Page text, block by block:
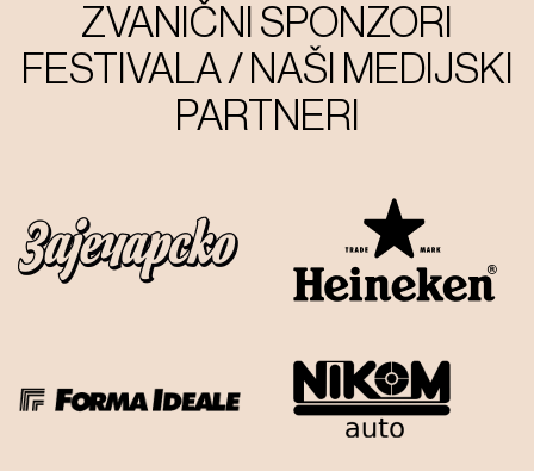
ZVANIČNI SPONZORI
FESTIVALA / NAŠI MEDIJSKI
PARTNERI